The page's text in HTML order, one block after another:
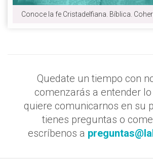
Conoce la fe Cristadelfiana. Bíblica.
Quedate un tiempo con
comenzarás a entender
quiere comunicarnos en su
tienes preguntas o
escríbenos a